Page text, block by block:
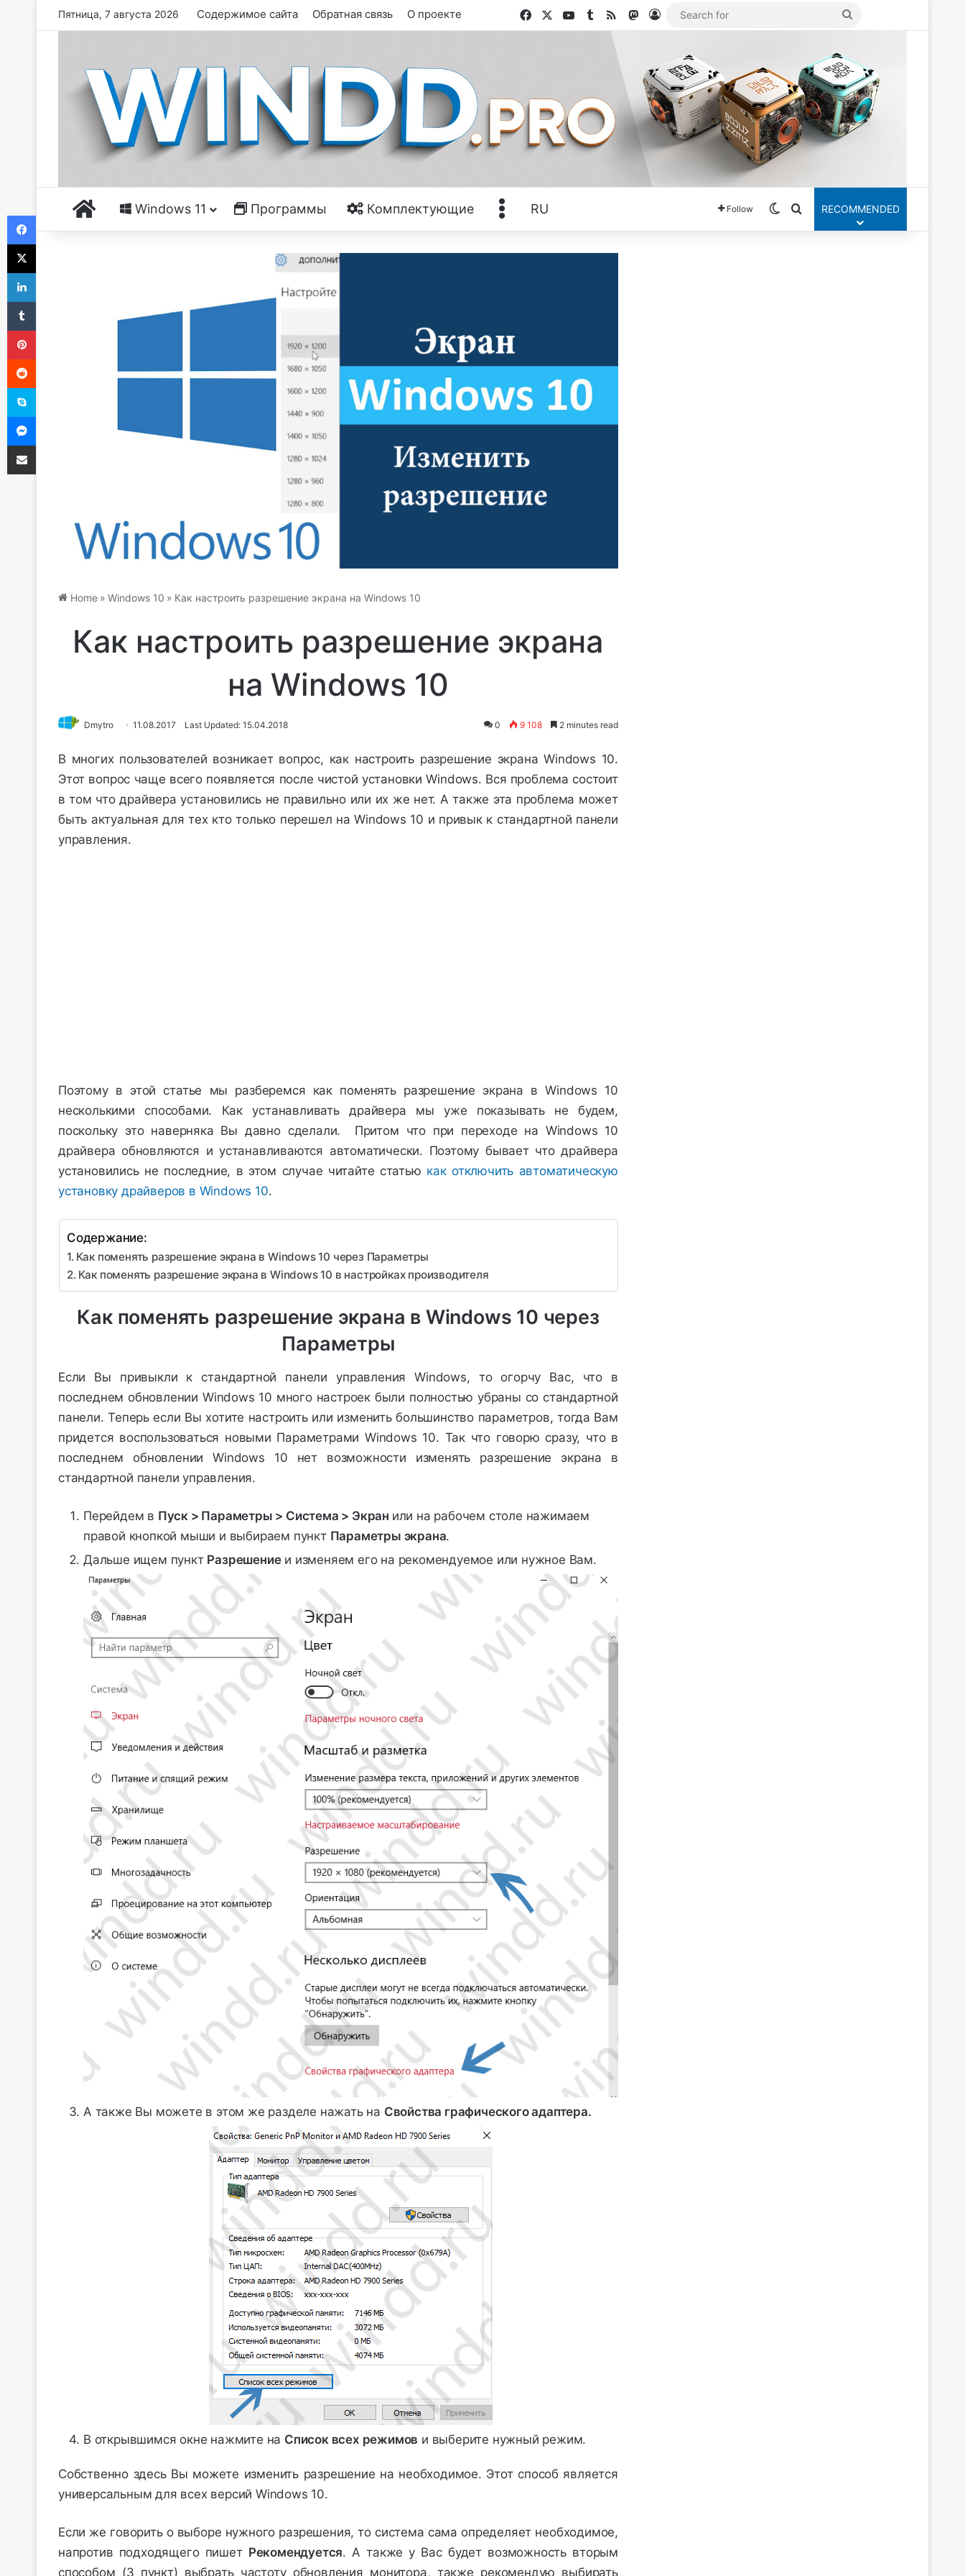
Пятница, 7 августа 2026 Содержимое сайта Обратная связь О проекте FacebookYouTube
Tumblr
RSSMastodon
Log In
Search
ГлавнаяWindows 11 Программы Комплектующие ЕщёRU Follow Switch skin
Search for
RECOMMENDED
Home » Windows 10 » Как настроить разрешение экрана на Windows 10
Как настроить разрешение экрана
на Windows 10
Dmytro 11.08.2017 Last Updated: 15.04.2018 0 9 108 2 minutes read
В многих пользователей возникает вопрос, как настроить разрешение экрана Windows 10.
Этот вопрос чаще всего появляется после чистой установки Windows. Вся проблема состоит
в том что драйвера установились не правильно или их же нет. А также эта проблема может
быть актуальная для тех кто только перешел на Windows 10 и привык к стандартной панели
управления.
Поэтому в этой статье мы разберемся как поменять разрешение экрана в Windows 10
несколькими способами. Как устанавливать драйвера мы уже показывать не будем,
поскольку это наверняка Вы давно сделали. Притом что при переходе на Windows 10
драйвера обновляются и устанавливаются автоматически. Поэтому бывает что драйвера
установились не последние, в этом случае читайте статью как отключить автоматическую
установку драйверов в Windows 10.
Содержание:
Как поменять разрешение экрана в Windows 10 через Параметры
Как поменять разрешение экрана в Windows 10 в настройках производителя
Как поменять разрешение экрана в Windows 10 через
Параметры
Если Вы привыкли к стандартной панели управления Windows, то огорчу Вас, что в
последнем обновлении Windows 10 много настроек были полностью убраны со стандартной
панели. Теперь если Вы хотите настроить или изменить большинство параметров, тогда Вам
придется воспользоваться новыми Параметрами Windows 10. Так что говорю сразу, что в
последнем обновлении Windows 10 нет возможности изменять разрешение экрана в
стандартной панели управления.
Перейдем в Пуск > Параметры > Система > Экран или на рабочем столе нажимаем
правой кнопкой мыши и выбираем пункт Параметры экрана.
Дальше ищем пункт Разрешениеи изменяем его на рекомендуемое или нужное Вам.
А также Вы можете в этом же разделе нажать на Свойства графического адаптера.
В открывшимся окне нажмите на Список всех режимов и выберите нужный режим.
Собственно здесь Вы можете изменить разрешение на необходимое. Этот способ является
универсальным для всех версий Windows 10.
Если же говорить о выборе нужного разрешения, то система сама определяет необходимое,
напротив подходящего пишет Рекомендуется. А также у Вас будет возможность вторым
способом (3 пункт) выбрать частоту обновления монитора, также рекомендую выбирать
Facebook
X
LinkedIn
Tumblr
Pinterest
Reddit
Skype
Messenger
Share via Email